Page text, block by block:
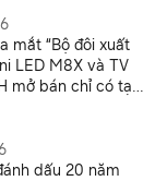
mắt “Bộ đôi xuất
LED M8X và TV
mở bán chỉ có tại
dấu 20 năm